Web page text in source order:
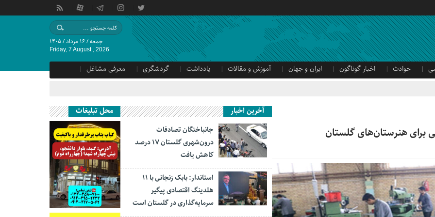
جمعه / ۱۶ مرداد / ۱۴۰۵
Friday, 7 August , 2026
حوادث اخبار گوناگون ایران و جهان آموزش و مقالات یادداشت گردشگری
معرفی مشاغل
آخرین اخبار
جانباختگان تصادفات
درون‌شهری گلستان ۱۷ درصد
کاهش یافت
استاندار: بابک زنجانی با ۱۱
هلدینگ اقتصادی پیگیر
سرمایه‌گذاری در گلستان است
محل تبلیغات